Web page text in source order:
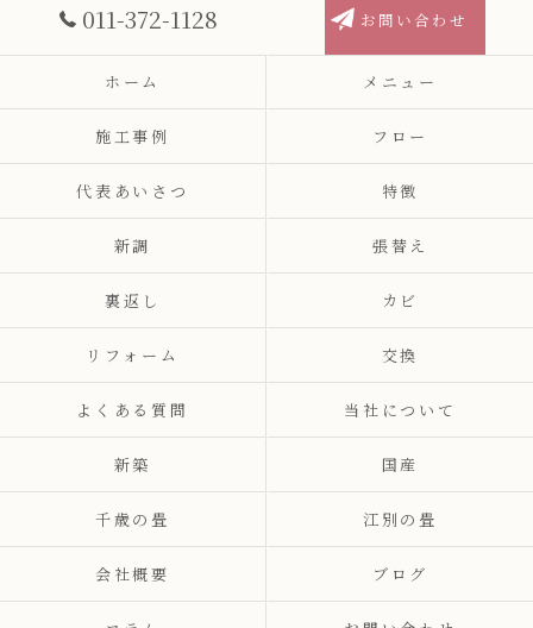
011-372-1128 お問い合わせ
ホーム メニュー
施工事例 フロー
代表あいさつ 特徴
新調 張替え
裏返し カビ
リフォーム 交換
よくある質問 当社について
新築 国産
千歳の畳 江別の畳
会社概要 ブログ